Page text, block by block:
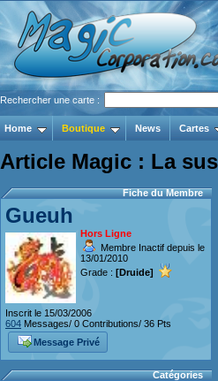
Rechercher une carte :
Home Boutique News Cartes
Article Magic : La
Fiche du Membre
Gueuh
Hors Ligne
Membre Inactif depuis le
13/01/2010
Grade : [Druide]
Inscrit le 15/03/2006
604 Messages/ 0 Contributions/ 36 Pts
Message Privé
Catégories